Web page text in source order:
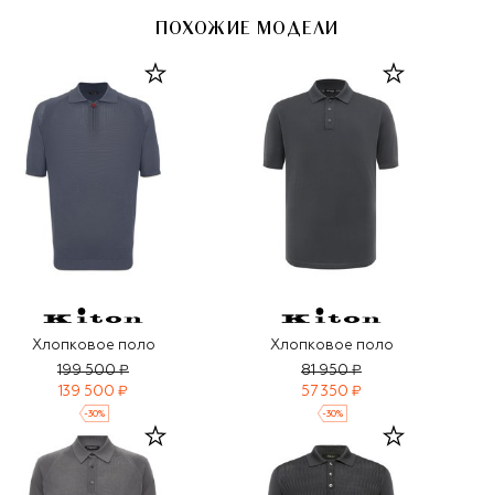
ПОХОЖИЕ МОДЕЛИ
Хлопковое поло
199 500 ₽
139 500 ₽
-30%
Хлопковое поло
81 950 ₽
57 350 ₽
-30%